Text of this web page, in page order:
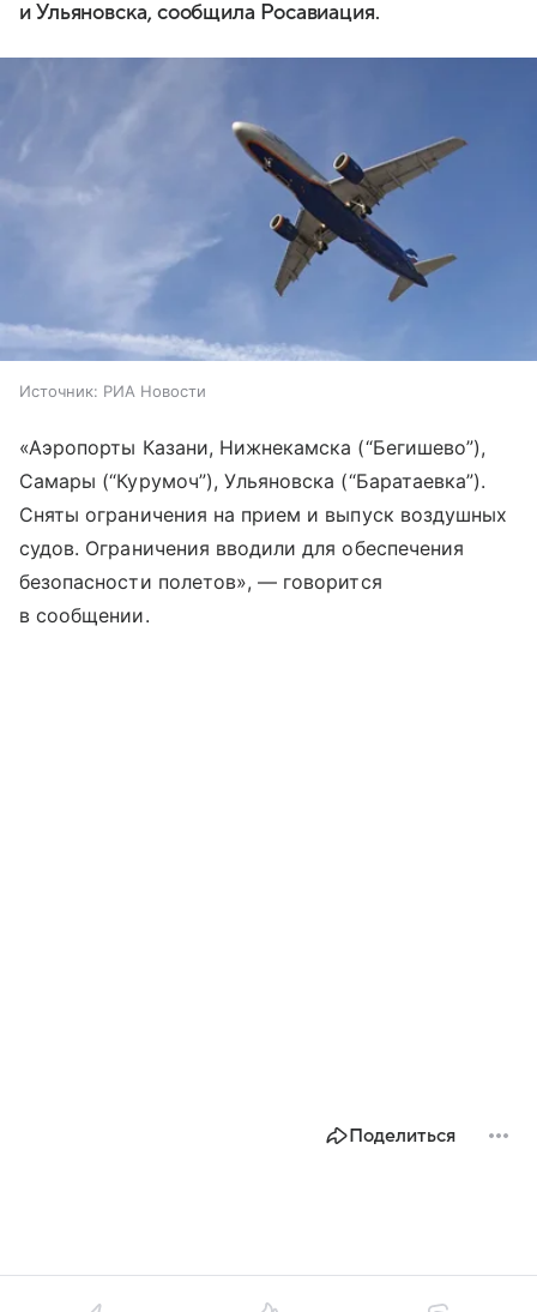
и Ульяновска, сообщила Росавиация.
Источник: РИА Новости
«Аэропорты Казани, Нижнекамска (“Бегишево”),
Самары (“Курумоч”), Ульяновска (“Баратаевка”).
Сняты ограничения на прием и выпуск воздушных
судов.‍‍‍ Ограничения вводили для обеспечения
безопасности полетов», — говорится
в сообщении.
Поделиться